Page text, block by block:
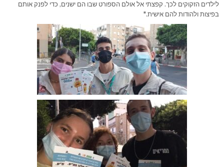
לילדים הזקוקים לכך. קפצתי אל אולם הספורט שבו הם ישנים, כדי לפנק אותם
בפיצות ולהודות להם אישית."